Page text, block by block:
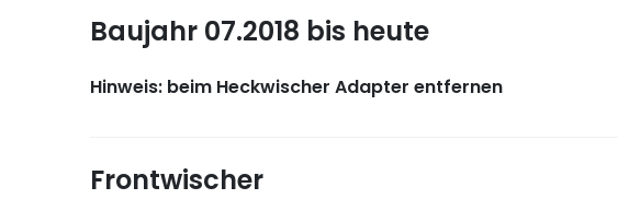
Baujahr 07.2018 bis heute
Hinweis: beim Heckwischer Adapter entfernen
Frontwischer